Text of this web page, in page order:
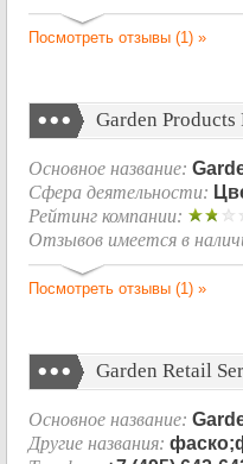
Посмотреть отзывы (1) »
Garden Products
Основное название:
Сфера деятельности:
Рейтинг компании:
Отзывов имеется в
Посмотреть отзывы (1) »
Garden Retail
Основное название:
Другие названия: